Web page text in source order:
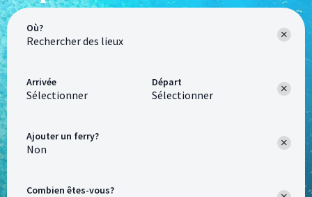
Où?
Arrivée
Sélectionner
Départ
Sélectionner
Combien êtes-vous?
Ajouter un ferry?
Non